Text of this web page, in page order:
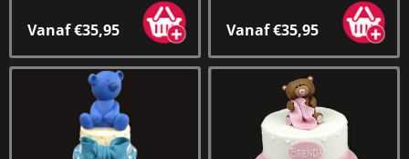
Vanaf €35,95 Vanaf €35,95